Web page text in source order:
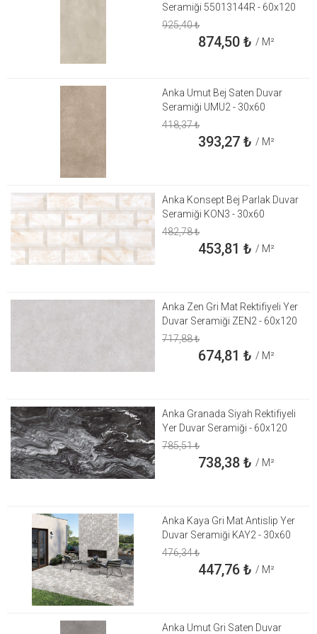
Seramiği 55013144R - 60x120
925,40₺
874,50₺ / M²
Anka Umut Bej Saten Duvar
Seramiği UMU2 - 30x60
418,37₺
393,27₺ / M²
Anka Konsept Bej Parlak Duvar
Seramiği KON3 - 30x60
482,78₺
453,81 ₺ / M²
Anka Zen Gri Mat Rektifiyeli Yer
Duvar Seramiği ZEN2 - 60x120
717,88₺
674,81 ₺ / M²
Anka Granada Siyah Rektifiyeli
Yer Duvar Seramiği - 60x120
785,51₺
738,38₺ / M²
Anka Kaya Gri Mat Antislip Yer
Duvar Seramiği KAY2 - 30x60
476,34₺
447,76₺ / M²
Anka Umut Gri Saten Duvar